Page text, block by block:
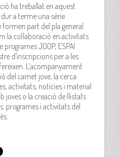
ha treballat en aquest
a terme una sèrie
formen part del pla general
la col·laboració en activitats
JOOP, ESPAI
d’inscripcions per a les
L’acompanyament
del carnet jove, la cerca
activitats, notícies i material
joves o la creació de llistats
programes i activitats del